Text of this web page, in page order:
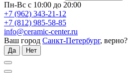
Пн-Вс с 10:00 до 20:00
+7 (962) 343-21-12
+7 (812) 985-58-85
info@ceramic-center.ru
Ваш город Санкт-Петербург, верно?
Да Нет